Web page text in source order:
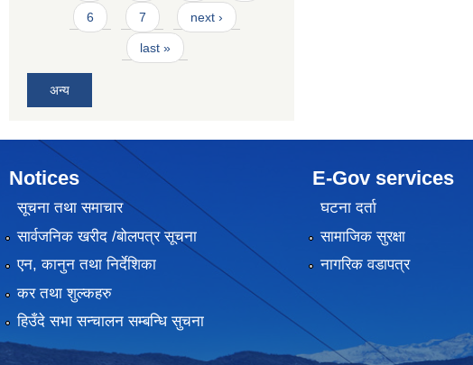
6 7 next ›
last »
अन्य
Notices
सूचना तथा समाचार
सार्वजनिक खरीद /बोलपत्र सूचना
एन, कानुन तथा निर्देशिका
कर तथा शुल्कहरु
हिउँदे सभा सन्चालन सम्बन्धि सुचना
E-Gov services
घटना दर्ता
सामाजिक सुरक्षा
नागरिक वडापत्र